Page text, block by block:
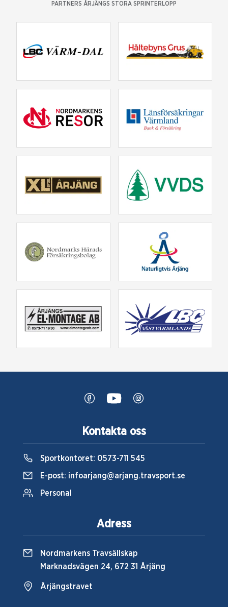
PARTNERS ÅRJÄNGS STORA SPRINTERLOPP
Kontakta oss
Sportkontoret: 0573-711 545
E-post: infoarjang@arjang.travsport.se
Personal
Adress
Nordmarkens Travsällskap
Marknadsvägen 24, 672 31 Årjäng
Årjängstravet